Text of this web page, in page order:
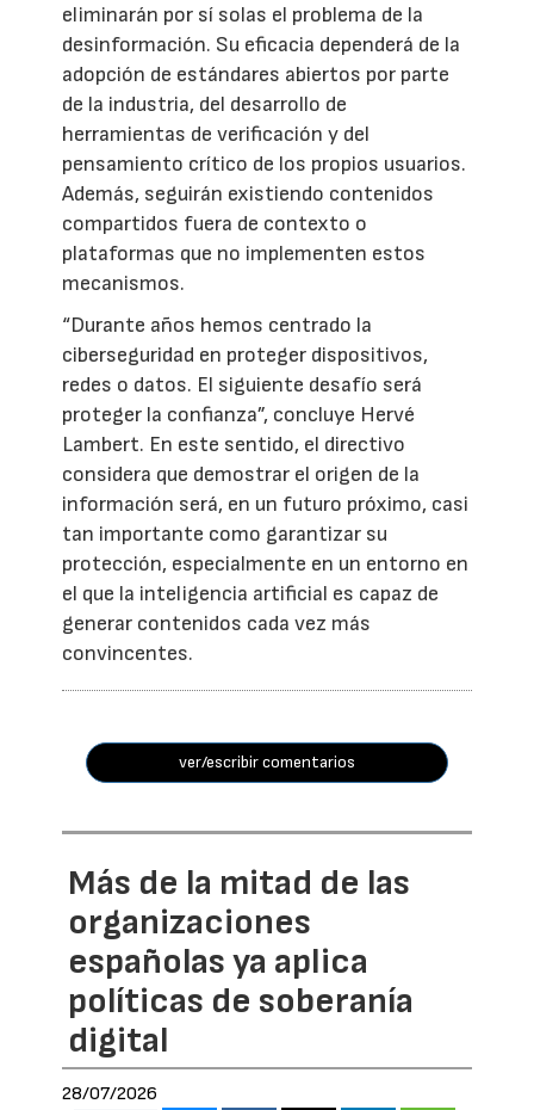
eliminarán por sí solas el problema de la
desinformación. Su eficacia dependerá de la
adopción de estándares abiertos por parte
de la industria, del desarrollo de
herramientas de verificación y del
pensamiento crítico de los propios usuarios.
Además, seguirán existiendo contenidos
compartidos fuera de contexto o
plataformas que no implementen estos
mecanismos.
“Durante años hemos centrado la
ciberseguridad en proteger dispositivos,
redes o datos. El siguiente desafío será
proteger la confianza”, concluye Hervé
Lambert. En este sentido, el directivo
considera que demostrar el origen de la
información será, en un futuro próximo, casi
tan importante como garantizar su
protección, especialmente en un entorno en
el que la inteligencia artificial es capaz de
generar contenidos cada vez más
convincentes.
ver/escribir comentarios
Más de la mitad de las
organizaciones
españolas ya aplica
políticas de soberanía
digital
28/07/2026